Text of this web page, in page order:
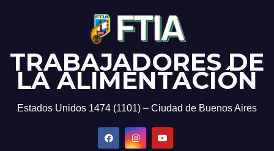
TRABAJADORES DE
LA ALIMENTACIÓN
Estados Unidos 1474 (1101) – Ciudad de Buenos Aires